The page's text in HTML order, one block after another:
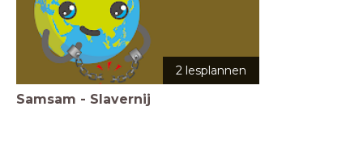
2 lesplannen
Samsam - Slavernij